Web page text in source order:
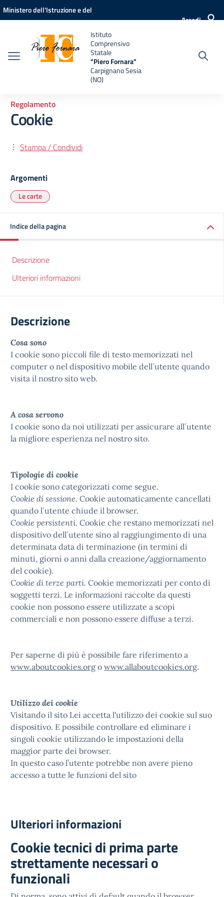
Vai ai contenuti
Vai al menu di navigazione
Vai al footer
Ministero dell'Istruzione e del
Accedi
Istituto
Comprensivo
Statale
"Piero Fornara"
Carpignano Sesia
(NO)
Regolamento
Cookie
Stampa / Condividi
Argomenti
Le carte
Indice della pagina
Descrizione
Ulteriori informazioni
Descrizione
Cosa sono
I cookie sono piccoli file di testo memorizzati nel
computer o nel dispositivo mobile dell´utente quando
visita il nostro sito web.
A cosa servono
I cookie sono da noi utilizzati per assicurare all´utente
la migliore esperienza nel nostro sito.
Tipologie di cookie
I cookie sono categorizzati come segue.
Cookie di sessione. Cookie automaticamente cancellati
quando l´utente chiude il browser.
Cookie persistenti. Cookie che restano memorizzati nel
dispositivo dell´utente sino al raggiungimento di una
determinata data di terminazione (in termini di
minuti, giorni o anni dalla creazione/aggiornamento
del cookie).
Cookie di terze parti. Cookie memorizzati per conto di
soggetti terzi. Le informazioni raccolte da questi
cookie non possono essere utilizzate a scopi
commerciali e non possono essere diffuse a terzi.
Per saperne di più è possibile fare riferimento a
www.aboutcookies.org o www.allaboutcookies.org.
Utilizzo dei cookie
Visitando il sito Lei accetta l'utilizzo dei cookie sul suo
dispositivo. E possibile controllare ed eliminare i
singoli cookie utilizzando le impostazioni della
maggior parte dei browser.
In questo caso l’utente potrebbe non avere pieno
accesso a tutte le funzioni del sito
Ulteriori informazioni
Cookie tecnici di prima parte
strettamente necessari o
funzionali